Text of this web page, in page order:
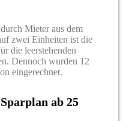
Mieter aus dem
zwei Einheiten ist die
die leerstehenden
Dennoch wurden 12
eingerechnet.
ab 25